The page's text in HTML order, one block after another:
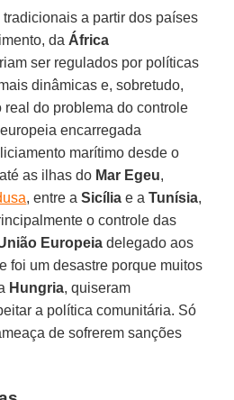
a partir dos países
da África
ser regulados por políticas
dinâmicas e, sobretudo,
real do problema do controle
encarregada
marítimo desde o
até as ilhas do Mar Egeu,
, entre aSicília e aTunísia,
o controle das
Europeia delegado aos
foi um desastre porque muitos
Hungria, quiseram
a política comunitária. Só
de sofrerem sanções